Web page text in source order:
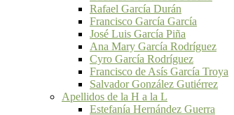
Rafael García Durán
Francisco García García
José Luis García Piña
Ana Mary García Rodríguez
Cyro García Rodríguez
Francisco de Asís García Troya
Salvador González Gutiérrez
Apellidos de la H a la L
Estefanía Hernández Guerra